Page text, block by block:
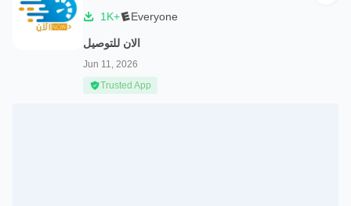
1K+ Everyone
الان للتوصيل
Jun 11, 2026
Trusted App